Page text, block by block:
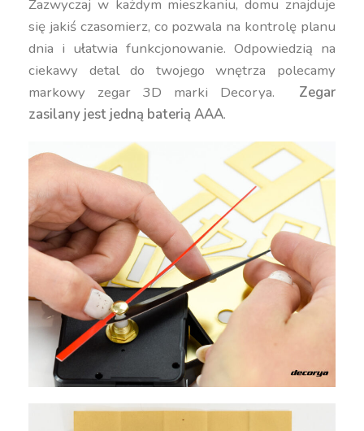
Zazwyczaj w każdym mieszkaniu, domu znajduje
się jakiś czasomierz, co pozwala na kontrolę planu
dnia i ułatwia funkcjonowanie. Odpowiedzią na
ciekawy detal do twojego wnętrza polecamy
markowy zegar 3D marki Decorya. Zegar
zasilany jest jedną baterią AAA.